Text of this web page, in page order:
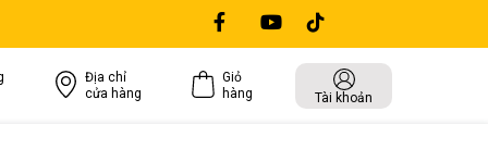
Địa chỉ
cửa hàng
Giỏ
hàng
Tài khoản